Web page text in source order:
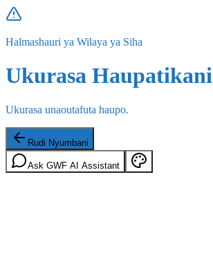
Halmashauri ya Wilaya ya Siha
Ukurasa Haupatikani
Ukurasa unaoutafuta haupo.
Rudi Nyumbani
Ask GWF AI Assistant